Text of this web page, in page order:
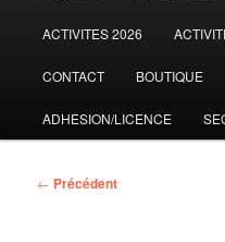
ACTIVITES 2026
CONTACT BOUTIQUE
ADHESION/LICENCE
Navigation
← Précédent